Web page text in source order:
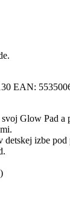
EAN:
Glow Pad a
detskej izbe pod